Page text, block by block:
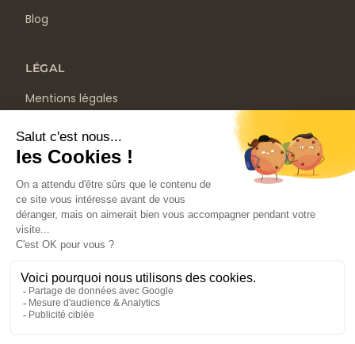
Blog
LÉGAL
Mentions légales
CGV
Ce site ne fait pas partie du site YouTube™, Google™,
Facebook™, Google Inc. ou Meta Inc. De plus, ce site n’est PAS
approuvé par YouTube™, Google™ ou Facebook™ en aucune
GOOGLE™ et YOUTUBE™ sont des marques de commerce de
GOOGLE Inc.